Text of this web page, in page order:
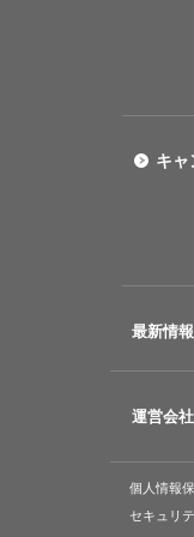
キャ
最新情報
運営会
個人情報
セキュリ